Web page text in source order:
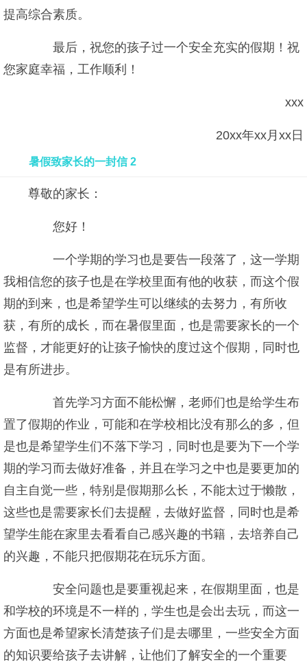
提高综合素质。
最后，祝您的孩子过一个安全充实的假期！祝
您家庭幸福，工作顺利！
xxx
20xx年xx月xx日
暑假致家长的一封信 2
尊敬的家长：
您好！
一个学期的学习也是要告一段落了，这一学期
我相信您的孩子也是在学校里面有他的收获，而这个假
期的到来，也是希望学生可以继续的去努力，有所收
获，有所的成长，而在暑假里面，也是需要家长的一个
监督，才能更好的让孩子愉快的度过这个假期，同时也
是有所进步。
首先学习方面不能松懈，老师们也是给学生布
置了假期的作业，可能和在学校相比没有那么的多，但
是也是希望学生们不落下学习，同时也是要为下一个学
期的学习而去做好准备，并且在学习之中也是要更加的
自主自觉一些，特别是假期那么长，不能太过于懒散，
这些也是需要家长们去提醒，去做好监督，同时也是希
望学生能在家里去看看自己感兴趣的书籍，去培养自己
的兴趣，不能只把假期花在玩乐方面。
安全问题也是要重视起来，在假期里面，也是
和学校的环境是不一样的，学生也是会出去玩，而这一
方面也是希望家长清楚孩子们是去哪里，一些安全方面
的知识要给孩子去讲解，让他们了解安全的一个重要